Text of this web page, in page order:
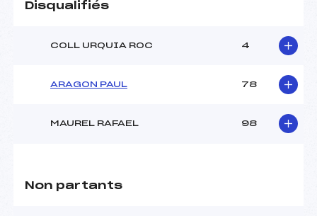
Disqualifiés
COLL URQUIA ROC 4
ARAGON PAUL 78
MAUREL RAFAEL 98
Non partants